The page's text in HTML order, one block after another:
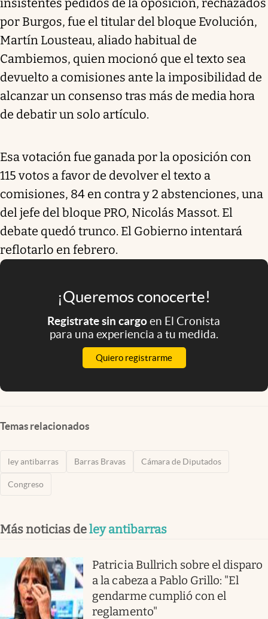
insistentes pedidos de la oposición, rechazados
por Burgos, fue el titular del bloque Evolución,
Martín Lousteau, aliado habitual de
Cambiemos, quien mocionó que el texto sea
devuelto a comisiones ante la imposibilidad de
alcanzar un consenso tras más de media hora
de debatir un solo artículo.
Esa votación fue ganada por la oposición con
115 votos a favor de devolver el texto a
comisiones, 84 en contra y 2 abstenciones, una
del jefe del bloque PRO, Nicolás Massot. El
debate quedó trunco. El Gobierno intentará
reflotarlo en febrero.
¡Queremos conocerte!
Registrate sin cargoen El Cronista
para una experiencia a tu medida.
Quiero registrarme
Temas relacionados
ley antibarras Barras Bravas Cámara de Diputados
Congreso
Más noticias deley antibarras
Patricia Bullrich sobre el disparo
a la cabeza a Pablo Grillo: "El
gendarme cumplió con el
reglamento"